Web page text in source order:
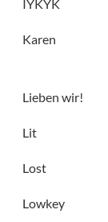
IYKYK
Karen
Lieben wir!
Lit
Lost
Lowkey